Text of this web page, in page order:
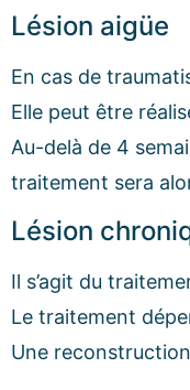
Lésion aigüe
En cas de
Elle peut être
Au-delà de 4
traitement sera
Lésion
Il s’agit du
Le traitement
Une